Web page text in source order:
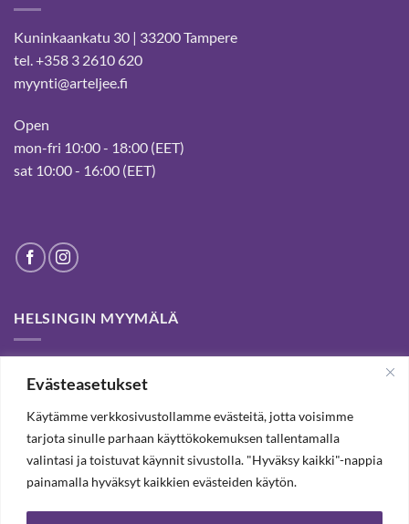
Evästeasetukset
Käytämme verkkosivustollamme evästeitä, jotta voisimme
tarjota sinulle parhaan käyttökokemuksen tallentamalla
valintasi ja toistuvat käynnit sivustolla. "Hyväksy kaikki"-nappia
painamalla hyväksyt kaikkien evästeiden käytön.
Kuninkaankatu 30 | 33200 Tampere
tel. +358 3 2610 620
myynti@arteljee.fi
Open
mon-fri 10:00 - 18:00 (EET)
sat 10:00 - 16:00 (EET)
HELSINGIN MYYMÄLÄ
customers for passed years and welcome you to our Tampere
shop and webstore.
TILAA UUTISKIRJE, SAAT 20% ALENNUKSEN